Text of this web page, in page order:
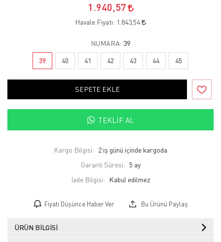
1.940,57
Havale Fiyatı: 1.843,54
NUMARA: 39
39 40 41 42 43 44 45
SEPETE EKLE
TEKLIF AL
Kargo Bilgisi: 2 iş günü içinde kargoda
Garanti Süresi: 5 ay
İade Bilgisi:
Fiyatı Düşünce Haber Ver Bu Ürünü Paylaş
ÜRÜN BILGISI